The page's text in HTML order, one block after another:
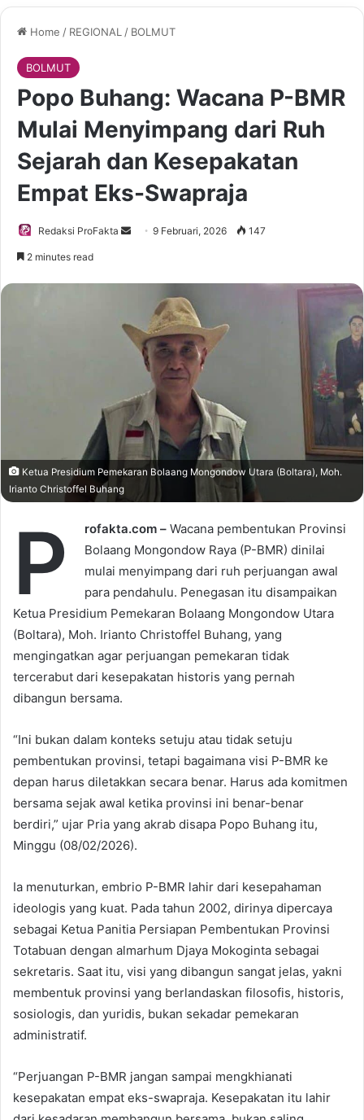
Home / REGIONAL/ BOLMUT
BOLMUT
Popo Buhang: Wacana P-BMR
Mulai Menyimpang dari Ruh
Sejarah dan Kesepakatan
Empat Eks-Swapraja
Redaksi ProFakta
n
e
l
9 Februari, 2026 147
2 minutes read
Ketua Presidium Pemekaran Bolaang Mongondow Utara (Boltara), Moh.
Irianto Christoffel Buhang
P rofakta.com – Wacana pembentukan Provinsi
Bolaang Mongondow Raya (P-BMR) dinilai
mulai menyimpang dari ruh perjuangan awal
para pendahulu. Penegasan itu disampaikan
Ketua Presidium Pemekaran Bolaang Mongondow Utara
(Boltara), Moh. Irianto Christoffel Buhang, yang
mengingatkan agar perjuangan pemekaran tidak
tercerabut dari kesepakatan historis yang pernah
dibangun bersama.
“Ini bukan dalam konteks setuju atau tidak setuju
pembentukan provinsi, tetapi bagaimana visi P-BMR ke
depan harus diletakkan secara benar. Harus ada komitmen
bersama sejak awal ketika provinsi ini benar-benar
berdiri,” ujar Pria yang akrab disapa Popo Buhang itu,
Minggu (08/02/2026).
Ia menuturkan, embrio P-BMR lahir dari kesepahaman
ideologis yang kuat. Pada tahun 2002, dirinya dipercaya
sebagai Ketua Panitia Persiapan Pembentukan Provinsi
Totabuan dengan almarhum Djaya Mokoginta sebagai
sekretaris. Saat itu, visi yang dibangun sangat jelas, yakni
membentuk provinsi yang berlandaskan filosofis, historis,
sosiologis, dan yuridis, bukan sekadar pemekaran
administratif.
“Perjuangan P-BMR jangan sampai mengkhianati
kesepakatan empat eks-swapraja. Kesepakatan itu lahir